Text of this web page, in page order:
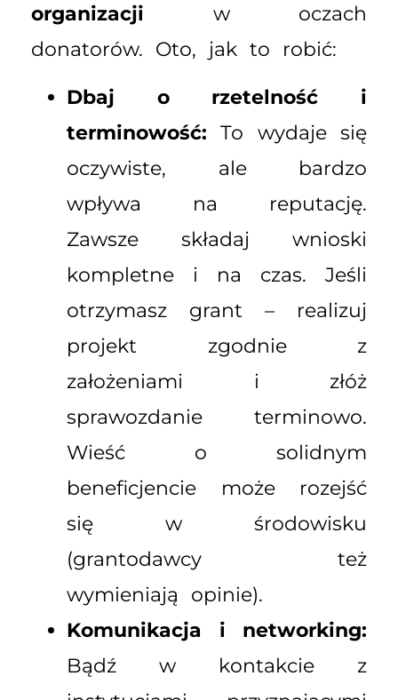
organizacji w oczach
donatorów. Oto, jak to robić:
Dbaj o rzetelność i
terminowość: To wydaje się
oczywiste, ale bardzo
wpływa na reputację.
Zawsze składaj wnioski
kompletne i na czas. Jeśli
otrzymasz grant – realizuj
projekt zgodnie z
założeniami i złóż
sprawozdanie terminowo.
Wieść o solidnym
beneficjencie może rozejść
się w środowisku
(grantodawcy też
wymieniają opinie).
Komunikacja i networking:
Bądź w kontakcie z